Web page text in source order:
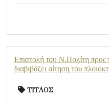
Επιστολή του Ν.Πολίτη προς
διαβιβάζει αίτηση του
ΤΙΤΛΟΣ